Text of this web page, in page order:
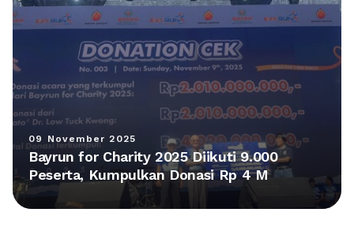
09 November 2025
Bayrun for Charity 2025 Diikuti 9.000
Peserta, Kumpulkan Donasi Rp 4 M